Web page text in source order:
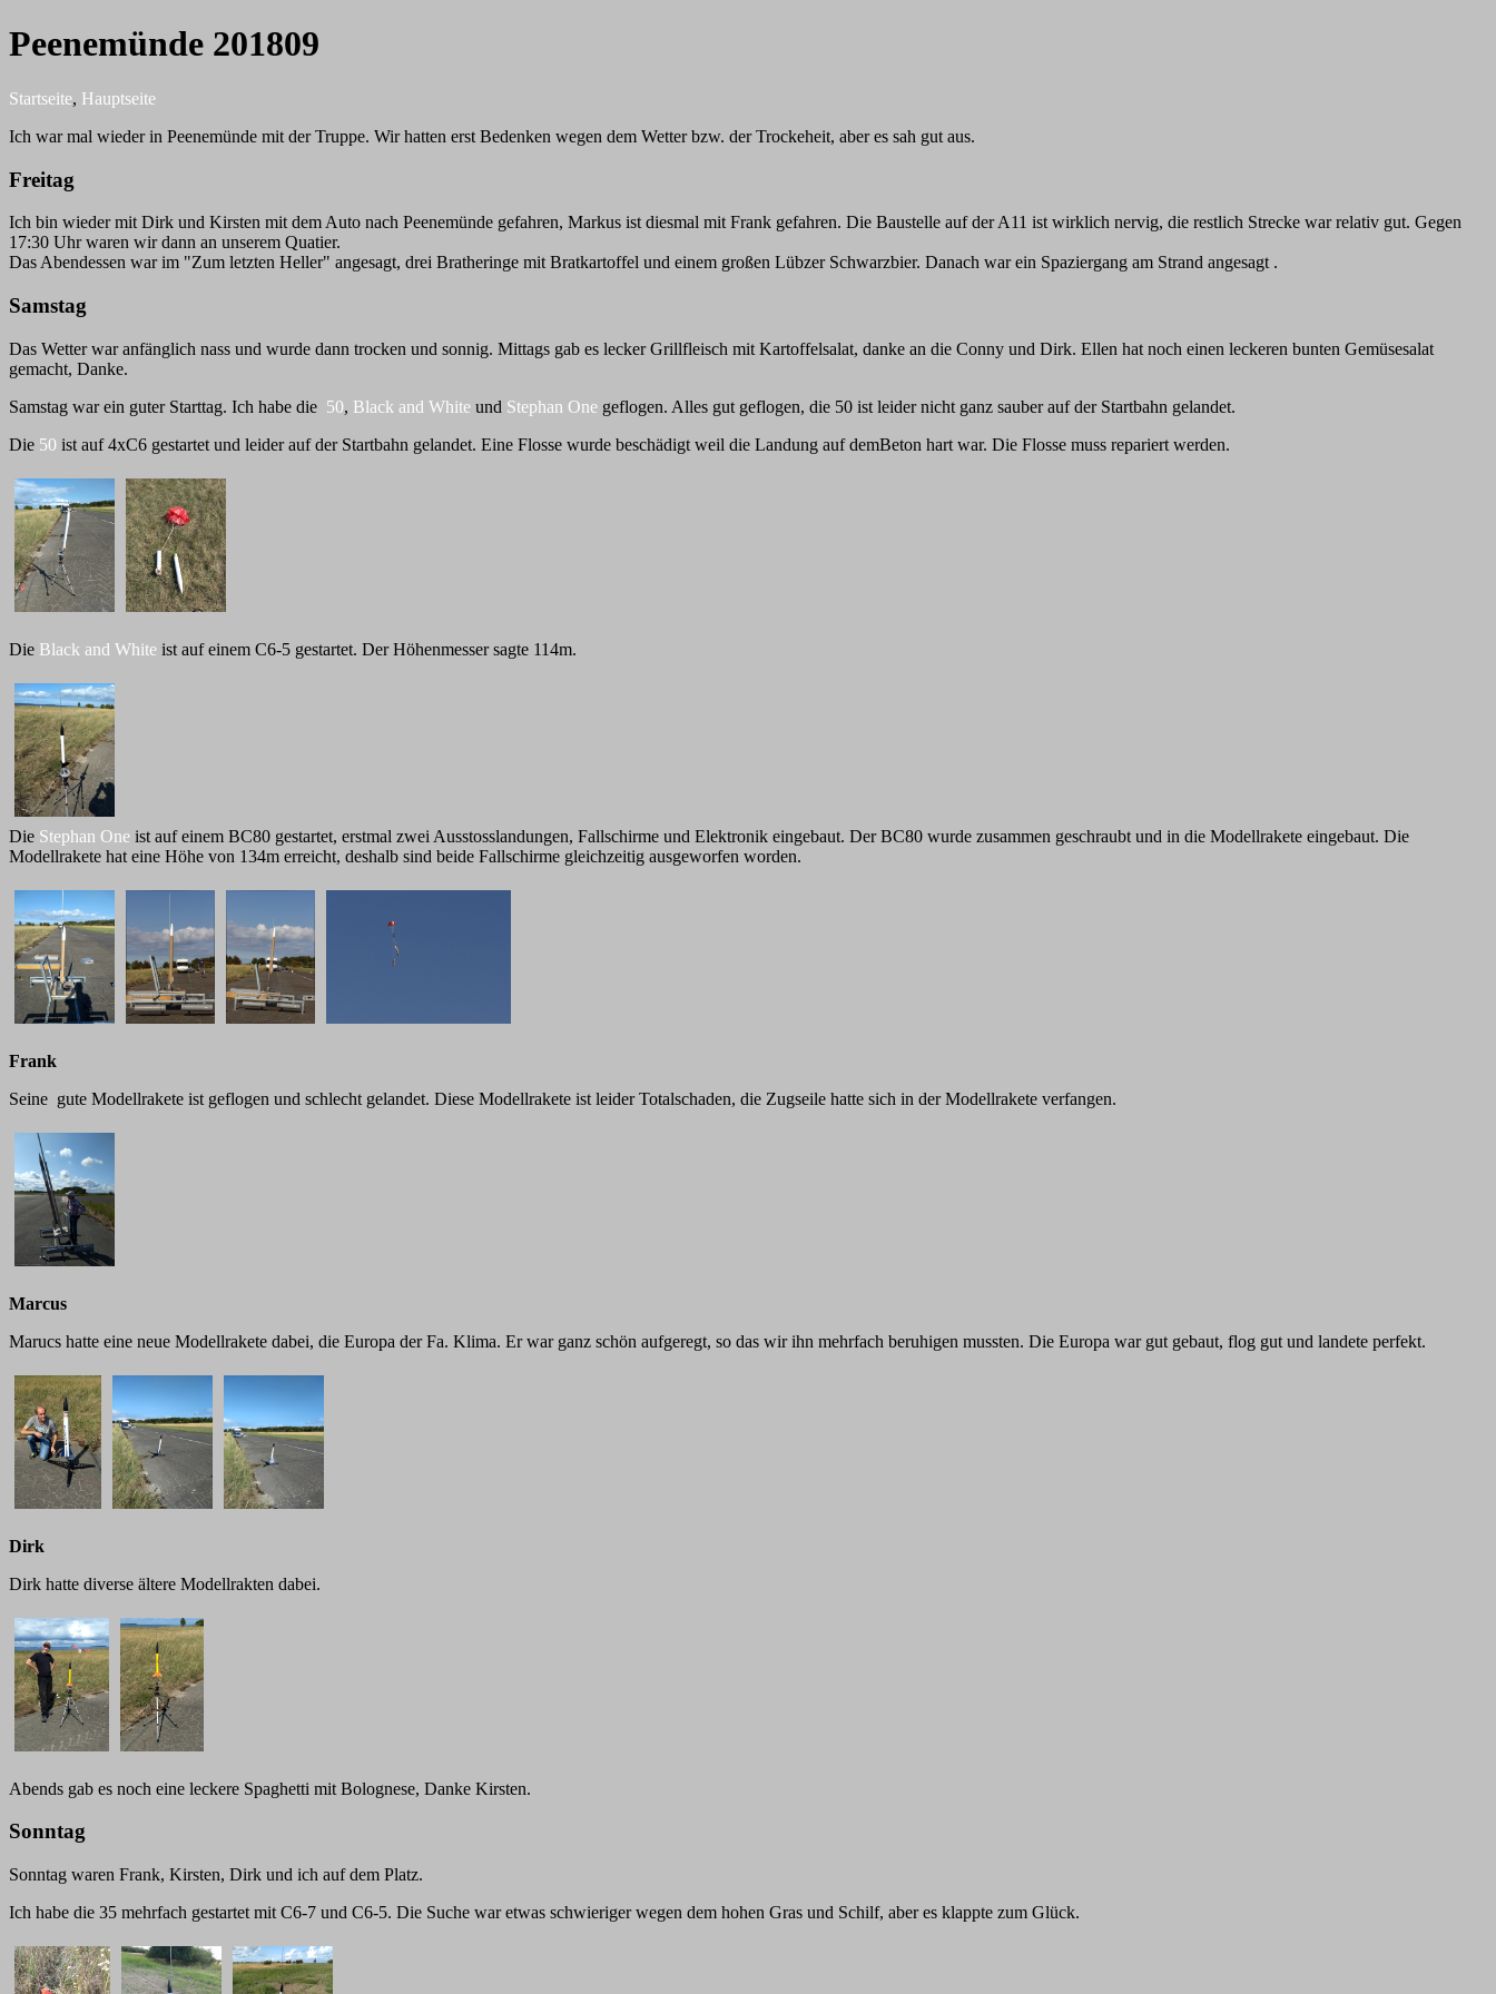
Peenemünde 201809
Startseite, Hauptseite
Ich war mal wieder in Peenemünde mit der Truppe. Wir hatten erst Bedenken wegen dem Wetter bzw. der Trockeheit, aber es sah gut aus.
Freitag
Ich bin wieder mit Dirk und Kirsten mit dem Auto nach Peenemünde gefahren, Markus ist diesmal mit Frank gefahren. Die Baustelle auf der A11 ist wirklich nervig, die restlich Strecke war relativ gut. Gegen
17:30 Uhr waren wir dann an unserem Quatier.
Das Abendessen war im "Zum letzten Heller" angesagt, drei Bratheringe mit Bratkartoffel und einem großen Lübzer Schwarzbier. Danach war ein Spaziergang am Strand angesagt .
Samstag
Das Wetter war anfänglich nass und wurde dann trocken und sonnig. Mittags gab es lecker Grillfleisch mit Kartoffelsalat, danke an die Conny und Dirk. Ellen hat noch einen leckeren bunten Gemüsesalat
gemacht, Danke.
Samstag war ein guter Starttag. Ich habe die 50, Black and White und Stephan One geflogen. Alles gut geflogen, die 50 ist leider nicht ganz sauber auf der Startbahn gelandet.
Die 50 ist auf 4xC6 gestartet und leider auf der Startbahn gelandet. Eine Flosse wurde beschädigt weil die Landung auf demBeton hart war. Die Flosse muss repariert werden.
Die Black and White ist auf einem C6-5 gestartet. Der Höhenmesser sagte 114m.
Die Stephan One ist auf einem BC80 gestartet, erstmal zwei Ausstosslandungen, Fallschirme und Elektronik eingebaut. Der BC80 wurde zusammen geschraubt und in die Modellrakete eingebaut. Die
Modellrakete hat eine Höhe von 134m erreicht, deshalb sind beide Fallschirme gleichzeitig ausgeworfen worden.
Frank
Seine gute Modellrakete ist geflogen und schlecht gelandet. Diese Modellrakete ist leider Totalschaden, die Zugseile hatte sich in der Modellrakete verfangen.
Marcus
Marucs hatte eine neue Modellrakete dabei, die Europa der Fa. Klima. Er war ganz schön aufgeregt, so das wir ihn mehrfach beruhigen mussten. Die Europa war gut gebaut, flog gut und landete perfekt.
Dirk
Dirk hatte diverse ältere Modellrakten dabei.
Abends gab es noch eine leckere Spaghetti mit Bolognese, Danke Kirsten.
Sonntag
Sonntag waren Frank, Kirsten, Dirk und ich auf dem Platz.
Ich habe die 35 mehrfach gestartet mit C6-7 und C6-5. Die Suche war etwas schwieriger wegen dem hohen Gras und Schilf, aber es klappte zum Glück.